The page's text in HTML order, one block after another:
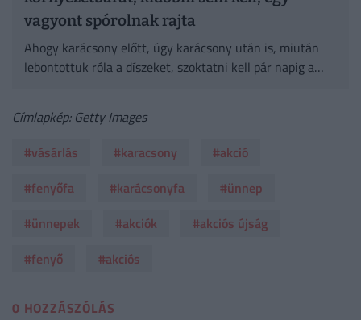
vagyont spórolnak rajta
Ahogy karácsony előtt, úgy karácsony után is, miután
lebontottuk róla a díszeket, szoktatni kell pár napig a
Címlapkép: Getty Images
#vásárlás
#karacsony
#akció
#fenyőfa
#karácsonyfa
#ünnep
#ünnepek
#akciók
#akciós újság
#fenyő
#akciós
0 HOZZÁSZÓLÁS